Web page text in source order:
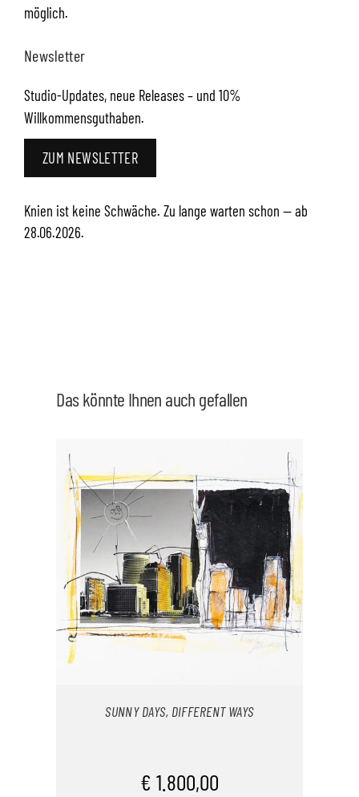
möglich.
Newsletter
Studio-Updates, neue Releases – und 10%
Willkommensguthaben.
ZUM NEWSLETTER
Knien ist keine Schwäche. Zu lange warten schon — ab
28.06.2026.
Das könnte Ihnen auch gefallen
SUNNY DAYS, DIFFERENT WAYS
€ 1.800,00